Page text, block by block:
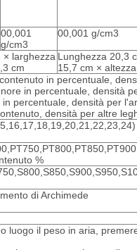
00,001
g/cm3
00,001 g/cm3
× larghezza
cm
Lunghezza 20,3
15,7 cm ×
in percentuale,
in percentuale, densità
in percentuale, densità per
densità per altre
%
di Archimede
luogo il peso in aria,